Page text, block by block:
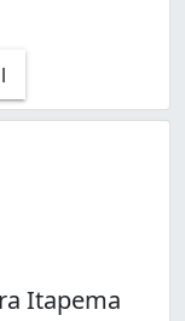
Itapema